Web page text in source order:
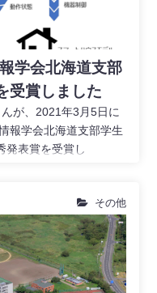
学会北海道支部
受賞しました
が、2021年3月5日に
報学会北海道支部学生
発表賞を受賞し
その他